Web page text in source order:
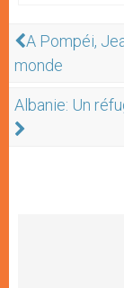
A Pompéi,
monde
Albanie: Un